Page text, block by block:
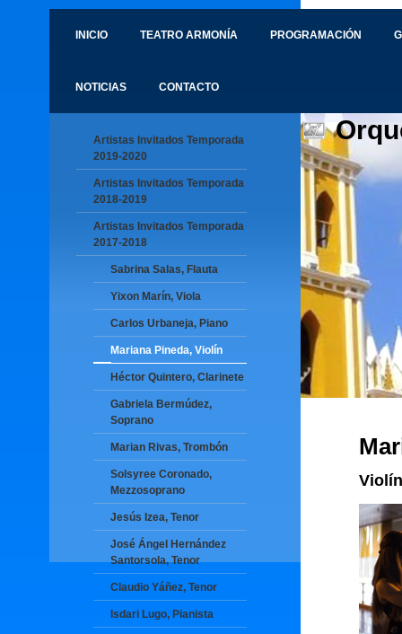
INICIO TEATRO ARMONÍA PROGRAMACIÓN
NOTICIAS CONTACTO
Artistas Invitados Temporada
2019-2020
Artistas Invitados Temporada
2018-2019
Artistas Invitados Temporada
2017-2018
Sabrina Salas, Flauta
Yixon Marín, Viola
Carlos Urbaneja, Piano
Mariana Pineda, Violín
Héctor Quintero, Clarinete
Gabriela Bermúdez,
Soprano
Marian Rivas, Trombón
Solsyree Coronado,
Mezzosoprano
Jesús Izea, Tenor
José Ángel Hernández
Santorsola, Tenor
Claudio Yáñez, Tenor
Isdari Lugo, Pianista
Violín